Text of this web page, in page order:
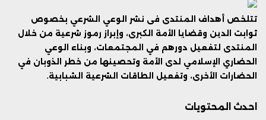
تتلخص أهداف المنتدى فى نشر الوعي الشرعي بخصوص
ثوابت الدين وقضايا الأمة الكبرى، وإبراز رموز شرعية من خلال
المنتدى لتفعيل دورهم في المجتمعات، وبناء الوعي
الحضاري الإسلامي لدى الأمة وتحصينها من خطر الذوبان في
الحضارات الأخرى، وتفعيل الطاقات الشرعية الشبابية.
احدث المحتويات